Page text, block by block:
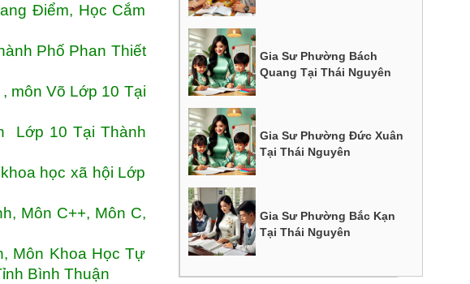
Điểm, Học Cắm
Phố Phan Thiết
môn Võ Lớp 10 Tại
Lớp 10 Tại Thành
học xã hội Lớp
Môn C++, Môn C,
Môn Khoa Học Tự
Bình Thuận
Gia Sư Phường Bách
Quang Tại Thái Nguyên
Gia Sư Phường Đức Xuân
Tại Thái Nguyên
Gia Sư Phường Bắc Kạn
Tại Thái Nguyên